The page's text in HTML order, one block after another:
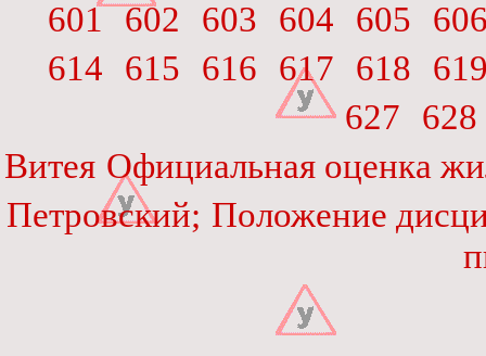
601 602 603 604 605
614
615 616 617 618
627
628
Витея Официальная оценка
Петровский; Положение